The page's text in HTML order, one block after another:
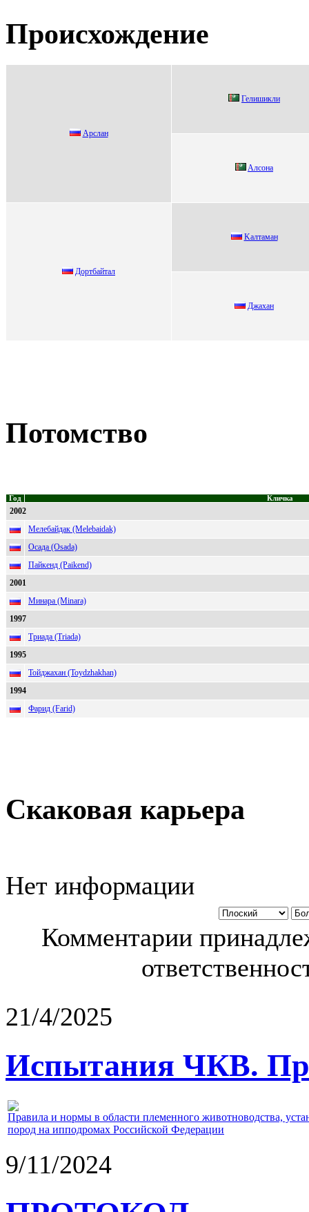
Происхождение
Арслaн
Гелишикли
Aлсонa
Доpтбaйтaл
Kалтаман
Джаxан
Потомство
Год Кличка
2002
Мелебайдак (Melebaidak)
Осада (Osada)
Пайкенд (Paikend)
2001
Минара (Minara)
1997
Триада (Triada)
1995
Тойджахан (Toydzhakhan)
1994
Фарид (Farid)
Скаковая карьера
Нет информации
Комментарии
21/4/2025
Испытания ЧКВ.
Правила и нормы в области племенного животноводства,
пород на ипподромах Российской Федерации
9/11/2024